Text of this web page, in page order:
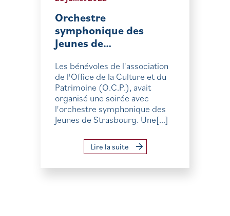
Orchestre
symphonique des
Jeunes de…
Les bénévoles de l'association
de l'Office de la Culture et du
Patrimoine (O.C.P.), avait
organisé une soirée avec
l'orchestre symphonique des
Jeunes de Strasbourg. Une[...]
Lire la suite